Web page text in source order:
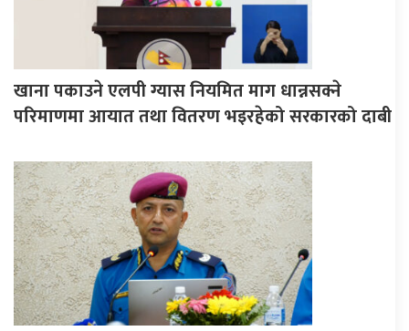
खाना पकाउने एलपी ग्यास नियमित माग धान्नसक्ने
परिमाणमा आयात तथा वितरण भइरहेको सरकारको दाबी